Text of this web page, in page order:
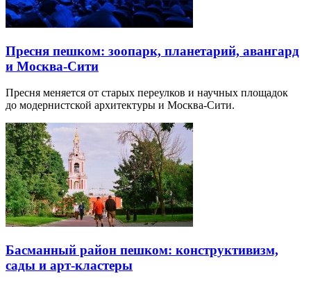
Пресня пешком: зоопарк, планетарий, авангард
и Москва-Сити
Пресня меняется от старых переулков и научных площадок
до модернистской архитектуры и Москва-Сити.
Басманный район пешком: конструктивизм,
сады и арт-кластеры